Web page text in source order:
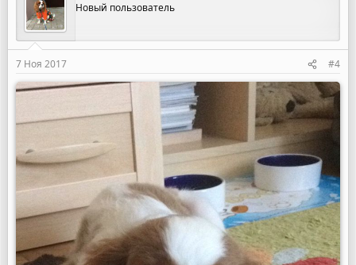
и
и
:
Новый пользователь
7 Ноя 2017 #4